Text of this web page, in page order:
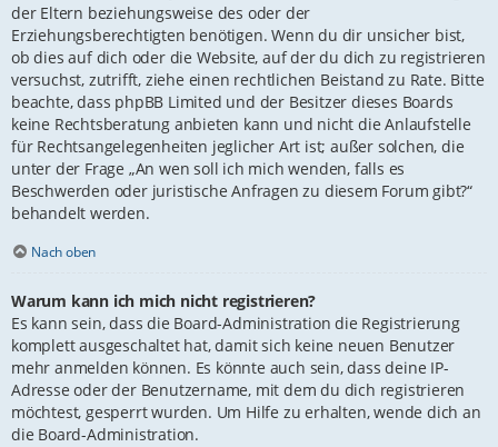
der Eltern beziehungsweise des oder der
Erziehungsberechtigten benötigen. Wenn du dir unsicher bist,
ob dies auf dich oder die Website, auf der du dich zu registrieren
versuchst, zutrifft, ziehe einen rechtlichen Beistand zu Rate. Bitte
beachte, dass phpBB Limited und der Besitzer dieses Boards
keine Rechtsberatung anbieten kann und nicht die Anlaufstelle
für Rechtsangelegenheiten jeglicher Art ist; außer solchen, die
unter der Frage „An wen soll ich mich wenden, falls es
Beschwerden oder juristische Anfragen zu diesem Forum gibt?“
behandelt werden.
Nach oben
Warum kann ich mich nicht registrieren?
Es kann sein, dass die Board-Administration die Registrierung
komplett ausgeschaltet hat, damit sich keine neuen Benutzer
mehr anmelden können. Es könnte auch sein, dass deine IP-
Adresse oder der Benutzername, mit dem du dich registrieren
möchtest, gesperrt wurden. Um Hilfe zu erhalten, wende dich an
die Board-Administration.